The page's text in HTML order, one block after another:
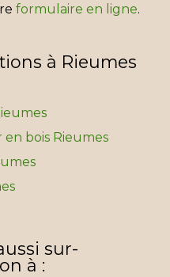
formulaire en ligne.
à Rieumes
bois Rieumes
sur-
à :